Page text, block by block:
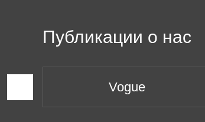
Публикации о нас
Vogue